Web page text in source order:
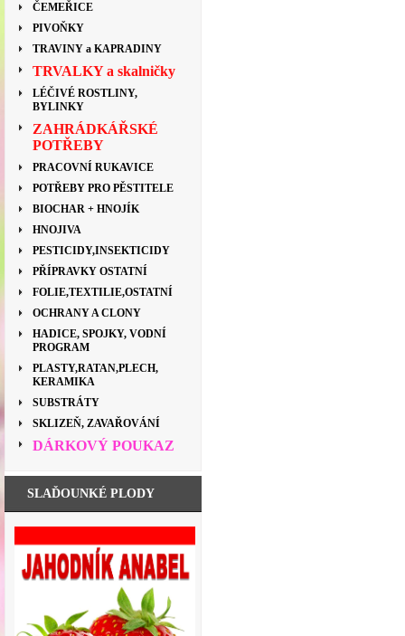
ČEMEŘICE
PIVOŇKY
TRAVINY a KAPRADINY
TRVALKY a skalničky
LÉČIVÉ ROSTLINY,
BYLINKY
ZAHRÁDKÁŘSKÉ
POTŘEBY
PRACOVNÍ RUKAVICE
POTŘEBY PRO PĚSTITELE
BIOCHAR + HNOJÍK
HNOJIVA
PESTICIDY,INSEKTICIDY
PŘÍPRAVKY OSTATNÍ
FOLIE,TEXTILIE,OSTATNÍ
OCHRANY A CLONY
HADICE, SPOJKY, VODNÍ
PROGRAM
PLASTY,RATAN,PLECH,
KERAMIKA
SUBSTRÁTY
SKLIZEŇ, ZAVAŘOVÁNÍ
DÁRKOVÝ POUKAZ
SLAĎOUNKÉ PLODY